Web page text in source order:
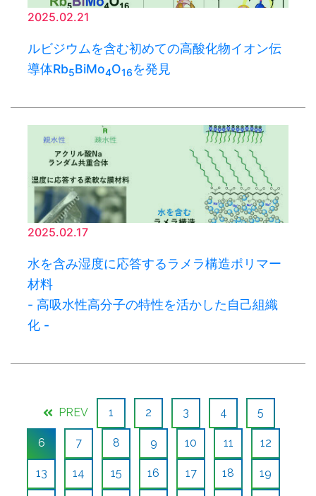
2025.02.21
ルビジウムを含む初めての高酸化物イオン伝
導体Rb5BiMo4O16を発見
2025.02.17
水を含み湿度に応答するラメラ構造ポリマー
材料
- 高吸水性高分子の特性を活かした自己組織
化 -
PREV 1 2 3 4 5
6 7 8 9 10 11 12
13 14 15 16 17 18 19